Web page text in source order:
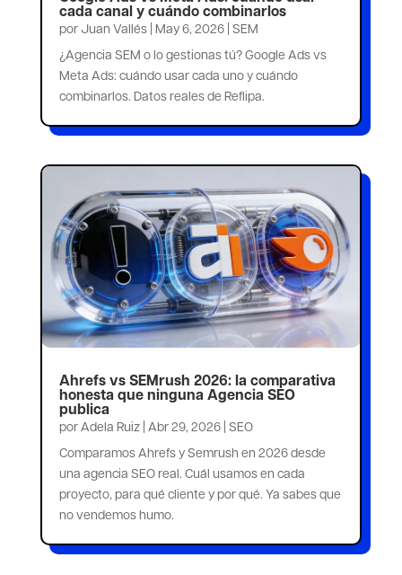
cada canal y cuándo combinarlos
por Juan Vallés| May 6, 2026| SEM
¿Agencia SEM o lo gestionas tú? Google Ads vs
Meta Ads: cuándo usar cada uno y cuándo
combinarlos. Datos reales de Reflipa.
Ahrefs vs SEMrush 2026: la comparativa
honesta que ninguna Agencia SEO
publica
por Adela Ruiz| Abr 29, 2026| SEO
Comparamos Ahrefs y Semrush en 2026 desde
una agencia SEO real. Cuál usamos en cada
proyecto, para qué cliente y por qué. Ya sabes que
no vendemos humo.